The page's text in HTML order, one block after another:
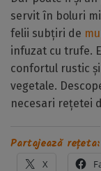
servit în boluri
felii subțiri de
infuzat cu trufe.
confortul rustic
vegetale.
necesari rețetei
Partajează rețeta:
X